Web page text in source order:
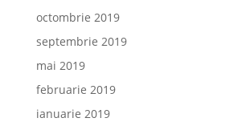
octombrie 2019
septembrie 2019
mai 2019
februarie 2019
ianuarie 2019